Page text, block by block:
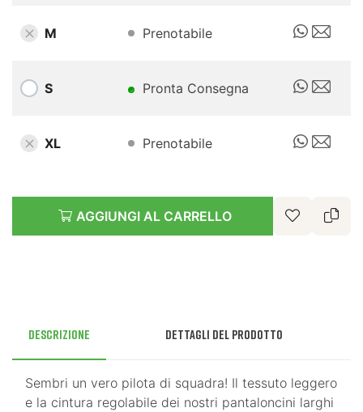
M Prenotabile
S Pronta Consegna
XL Prenotabile
AGGIUNGI AL CARRELLO
Descrizione Dettagli del prodotto
Sembri un vero pilota di squadra! Il tessuto leggero
e la cintura regolabile dei nostri pantaloncini larghi